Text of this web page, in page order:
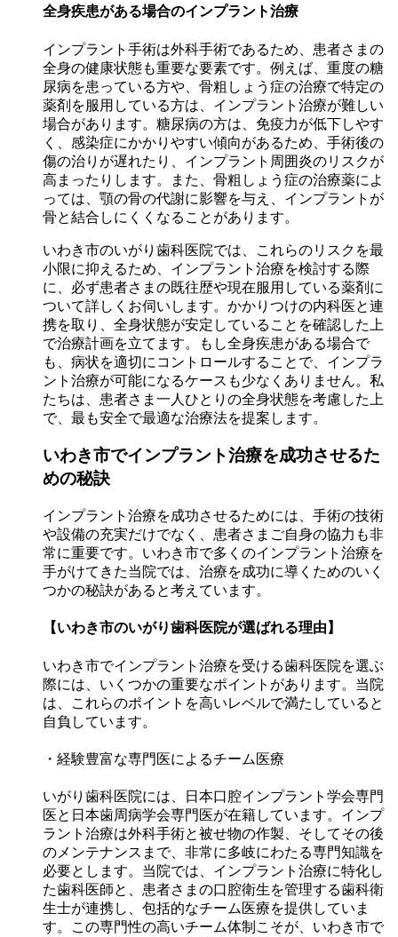
全身疾患がある場合のインプラント治療
インプラント手術は外科手術であるため、患者さまの
全身の健康状態も重要な要素です。例えば、重度の糖
尿病を患っている方や、骨粗しょう症の治療で特定の
薬剤を服用している方は、インプラント治療が難しい
場合があります。糖尿病の方は、免疫力が低下しやす
く、感染症にかかりやすい傾向があるため、手術後の
傷の治りが遅れたり、インプラント周囲炎のリスクが
高まったりします。また、骨粗しょう症の治療薬によ
っては、顎の骨の代謝に影響を与え、インプラントが
骨と結合しにくくなることがあります。
いわき市のいがり歯科医院では、これらのリスクを最
小限に抑えるため、インプラント治療を検討する際
に、必ず患者さまの既往歴や現在服用している薬剤に
ついて詳しくお伺いします。かかりつけの内科医と連
携を取り、全身状態が安定していることを確認した上
で治療計画を立てます。もし全身疾患がある場合で
も、病状を適切にコントロールすることで、インプラ
ント治療が可能になるケースも少なくありません。私
たちは、患者さま一人ひとりの全身状態を考慮した上
で、最も安全で最適な治療法を提案します。
いわき市でインプラント治療を成功させるた
めの秘訣
インプラント治療を成功させるためには、手術の技術
や設備の充実だけでなく、患者さまご自身の協力も非
常に重要です。いわき市で多くのインプラント治療を
手がけてきた当院では、治療を成功に導くためのいく
つかの秘訣があると考えています。
【いわき市のいがり歯科医院が選ばれる理由】
いわき市でインプラント治療を受ける歯科医院を選ぶ
際には、いくつかの重要なポイントがあります。当院
は、これらのポイントを高いレベルで満たしていると
自負しています。
・経験豊富な専門医によるチーム医療
いがり歯科医院には、日本口腔インプラント学会専門
医と日本歯周病学会専門医が在籍しています。インプ
ラント治療は外科手術と被せ物の作製、そしてその後
のメンテナンスまで、非常に多岐にわたる専門知識を
必要とします。当院では、インプラント治療に特化し
た歯科医師と、患者さまの口腔衛生を管理する歯科衛
生士が連携し、包括的なチーム医療を提供していま
す。この専門性の高いチーム体制こそが、いわき市で